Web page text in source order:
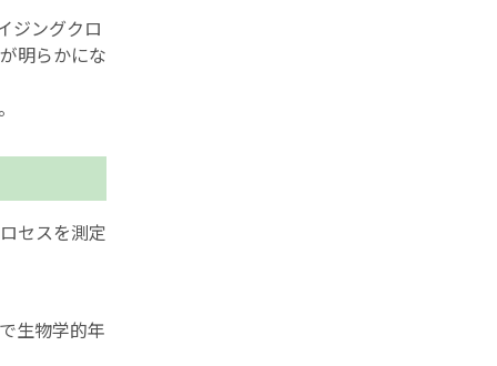
ジングクロ
明らかにな
セスを測定
生物学的年